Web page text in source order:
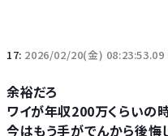
17: 2026/02/20(金) 08:23:53.09
余裕だろ
ワイが年収200万くらいの
今はもう手がでんから後悔